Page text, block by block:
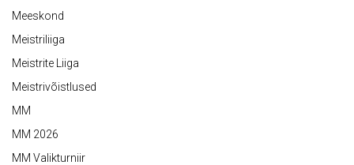
Meeskond
Meistriliiga
Meistrite Liiga
Meistrivõistlused
MM
MM 2026
MM Valikturniir